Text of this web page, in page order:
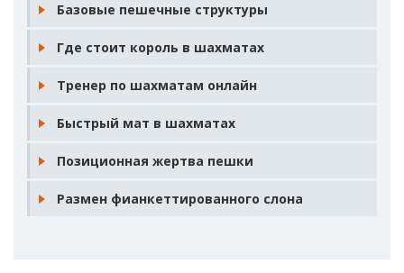
Базовые пешечные структуры
Где стоит король в шахматах
Тренер по шахматам онлайн
Быстрый мат в шахматах
Позиционная жертва пешки
Размен фианкеттированного слона